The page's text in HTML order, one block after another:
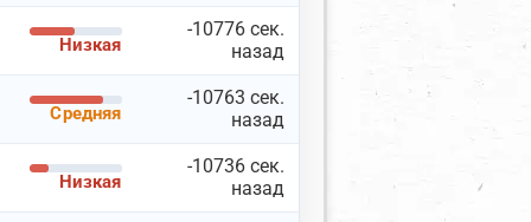
название города
порт
Низкая
-10776 сек.
назад
Средняя
-10763 сек.
назад
Низкая
-10736 сек.
назад